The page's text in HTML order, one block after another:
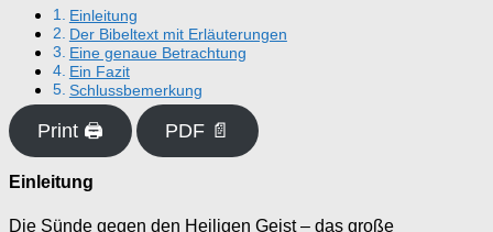
Einleitung
Der Bibeltext mit Erläuterungen
Eine genaue Betrachtung
Ein Fazit
Schlussbemerkung
Print 🖨 PDF 📄
Einleitung
Die Sünde gegen den Heiligen Geist – das große